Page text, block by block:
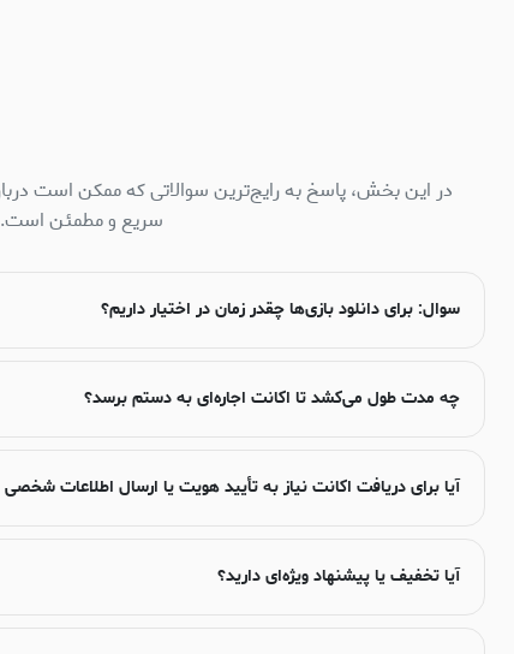
در این بخش، پاسخ به رایج‌ترین سوالاتی که ممکن است
سریع و مطمئن است.
سوال: برای دانلود بازی‌ها چقدر زمان در اختیار داریم؟
چه مدت طول می‌کشد تا اکانت اجاره‌ای به دستم برسد؟
آیا برای دریافت اکانت نیاز به تأیید هویت یا ارسال اطلاعات
آیا تخفیف یا پیشنهاد ویژه‌ای دارید؟